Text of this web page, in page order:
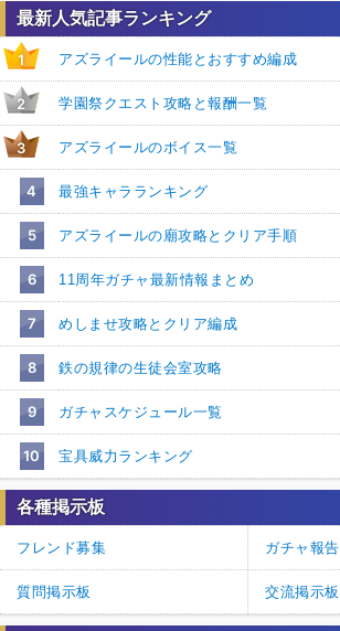
最新人気記事ランキング
1 アズライールの性能とおすすめ編成
2 学園祭クエスト攻略と報酬一覧
3 アズライールのボイス一覧
4 最強キャラランキング
5 アズライールの廟攻略とクリア手順
6 11周年ガチャ最新情報まとめ
7 めしませ攻略とクリア編成
8 鉄の規律の生徒会室攻略
9 ガチャスケジュール一覧
10 宝具威力ランキング
各種掲示板
フレンド募集 ガチャ報告
質問掲示板 交流掲示板